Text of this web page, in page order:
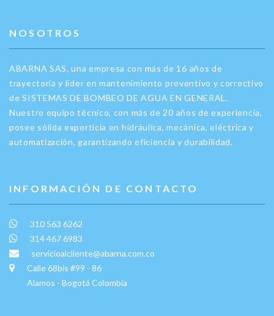
NOSOTROS
ABARNA SAS, una empresa con más de 16 años de
trayectoria y líder en mantenimiento preventivo y correctivo
de SISTEMAS DE BOMBEO DE AGUA EN GENERAL.
Nuestro equipo técnico, con más de 20 años de experiencia,
posee sólida experticia en hidráulica, mecánica, eléctrica y
automatización, garantizando eficiencia y durabilidad.
INFORMACIÓN DE CONTACTO
310 563 6262
314 467 6983
servicioalcliente@abarna.com.co
Calle 68bis #99 - 86
Alamos - Bogotá Colombia